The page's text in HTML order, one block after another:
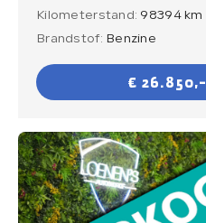
Kilometerstand: 98394 km
Brandstof: Benzine
€ 26.850,-